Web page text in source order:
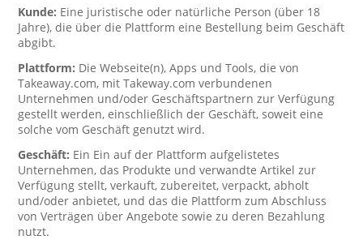
Kunde: Eine juristische oder natürliche Person (über 18
Jahre), die über die Plattform eine Bestellung beim Geschäft
abgibt.
Plattform: Die Webseite(n), Apps und Tools, die von
Takeaway.com, mit Takeway.com verbundenen
Unternehmen und/oder Geschäftspartnern zur Verfügung
gestellt werden, einschließlich der Geschäft, soweit eine
solche vom Geschäft genutzt wird.
Geschäft: Ein Ein auf der Plattform aufgelistetes
Unternehmen, das Produkte und verwandte Artikel zur
Verfügung stellt, verkauft, zubereitet, verpackt, abholt
und/oder anbietet, und das die Plattform zum Abschluss
von Verträgen über Angebote sowie zu deren Bezahlung
nutzt.